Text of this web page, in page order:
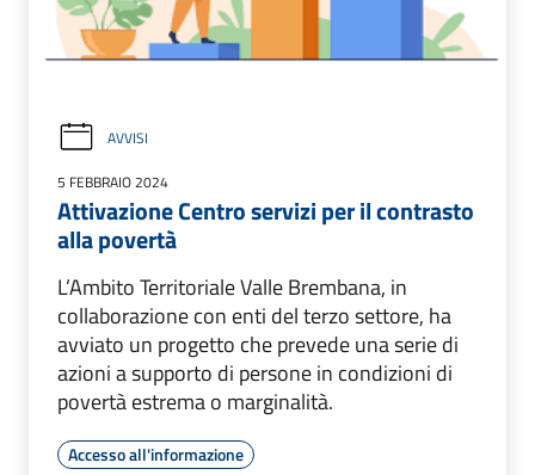
AVVISI
5 FEBBRAIO 2024
Attivazione Centro servizi per il contrasto
alla povertà
L’Ambito Territoriale Valle Brembana, in
collaborazione con enti del terzo settore, ha
avviato un progetto che prevede una serie di
azioni a supporto di persone in condizioni di
povertà estrema o marginalità.
Accesso all'informazione